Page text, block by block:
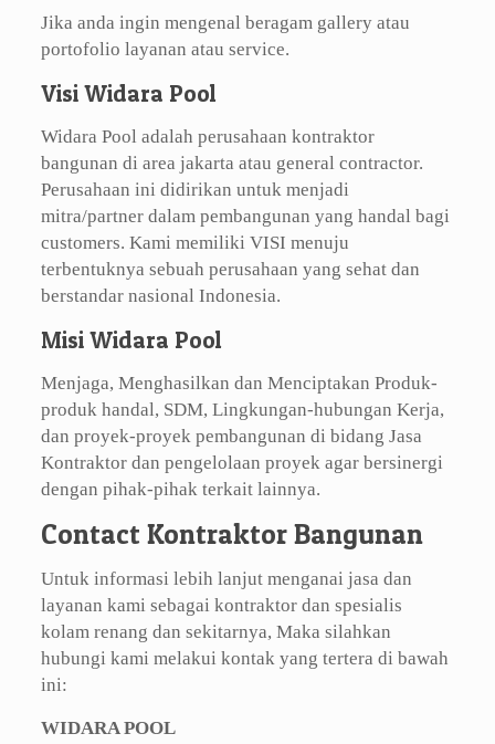
Jika anda ingin mengenal beragam gallery atau
portofolio layanan atau service.
Visi Widara Pool
Widara Pool adalah perusahaan kontraktor
bangunan di area jakarta atau general contractor.
Perusahaan ini didirikan untuk menjadi
mitra/partner dalam pembangunan yang handal bagi
customers. Kami memiliki VISI menuju
terbentuknya sebuah perusahaan yang sehat dan
berstandar nasional Indonesia.
Misi Widara Pool
Menjaga, Menghasilkan dan Menciptakan Produk-
produk handal, SDM, Lingkungan-hubungan Kerja,
dan proyek-proyek pembangunan di bidang Jasa
Kontraktor dan pengelolaan proyek agar bersinergi
dengan pihak-pihak terkait lainnya.
Contact Kontraktor Bangunan
Untuk informasi lebih lanjut menganai jasa dan
layanan kami sebagai kontraktor dan spesialis
kolam renang dan sekitarnya, Maka silahkan
hubungi kami melakui kontak yang tertera di bawah
ini:
WIDARA POOL